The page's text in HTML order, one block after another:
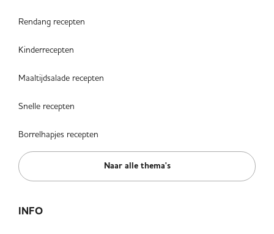
Rendang recepten
Kinderrecepten
Maaltijdsalade recepten
Snelle recepten
Borrelhapjes recepten
Naar alle thema's
INFO